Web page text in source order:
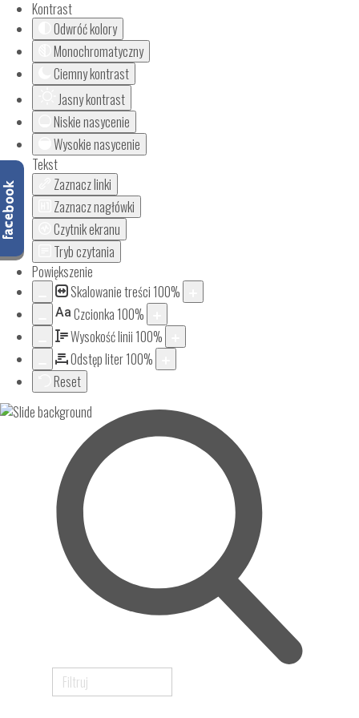
Kontrast
Odwróć kolory
Monochromatyczny
Ciemny kontrast
Jasny kontrast
Niskie nasycenie
Wysokie nasycenie
Tekst
Zaznacz linki
Zaznacz nagłówki
Czytnik ekranu
Tryb czytania
Powiększenie
Skalowanie treści 100%
Aa Czcionka 100%
Wysokość linii 100%
Odstęp liter100%
Reset